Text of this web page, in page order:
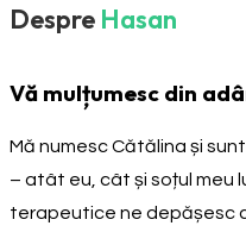
Despre Hasan
Vă mulțumesc din
Mă numesc Cătălina și
– atât eu, cât și soțul meu
terapeutice ne depășesc